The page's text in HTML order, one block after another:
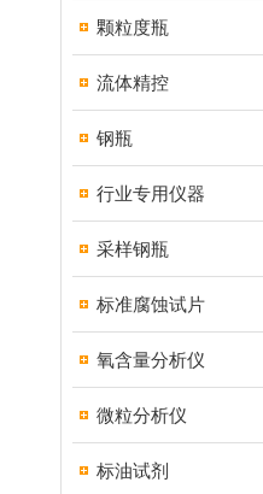
颗粒度瓶
流体精控
钢瓶
行业专用仪器
采样钢瓶
标准腐蚀试片
氧含量分析仪
微粒分析仪
标油试剂